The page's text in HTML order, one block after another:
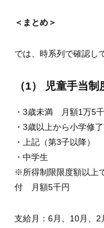
＜まとめ＞
では、時系列で確認し
（1） 児童手当
・3歳未満 月額1万5
・3歳以上から小学修
・上記（第3
・中学
※所得制限限度額以上
付 月額5千円
支給月：6月、10月、2